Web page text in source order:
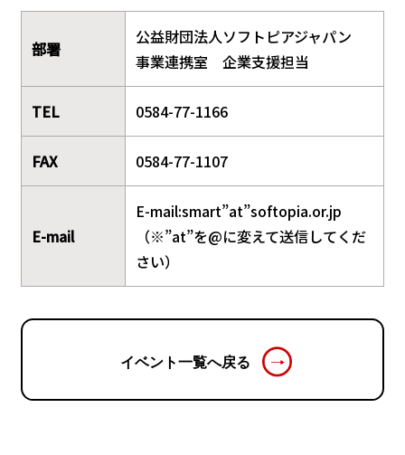
部署
公益財団法人ソフトピアジャパン
事業連携室 企業支援担当
TEL 0584-77-1166
FAX 0584-77-1107
E-mail
E-mail:smart”at”softopia.or.jp
（※”at”を@に変えて送信してくだ
さい）
イベント一覧へ戻る